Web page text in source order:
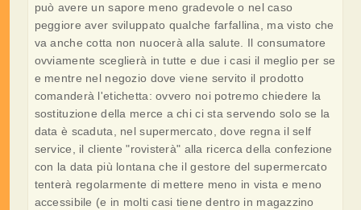
può avere un sapore meno gradevole o nel caso
peggiore aver sviluppato qualche farfallina, ma visto che
va anche cotta non nuocerà alla salute. Il consumatore
ovviamente sceglierà in tutte e due i casi il meglio per se
e mentre nel negozio dove viene servito il prodotto
comanderà l'etichetta: ovvero noi potremo chiedere la
sostituzione della merce a chi ci sta servendo solo se la
data è scaduta, nel supermercato, dove regna il self
service, il cliente "rovisterà" alla ricerca della confezione
con la data più lontana che il gestore del supermercato
tenterà regolarmente di mettere meno in vista e meno
accessibile (e in molti casi tiene dentro in magazzino